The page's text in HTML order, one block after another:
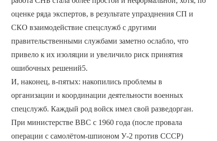
оценке ряда экспертов, в результате упразднения СП и
СКО взаимодействие спецслужб с другими
правительственными службами заметно ослабло, что
привело к их изоляции и увеличило риск принятия
ошибочных решений5.
И, наконец, в-пятых: накопились проблемы в
организации и координации деятельности военных
спецслужб. Каждый род войск имел свой разведорган.
При министерстве ВВС с 1960 года (после провала
операции с самолётом-шпионом У-2 против СССР)